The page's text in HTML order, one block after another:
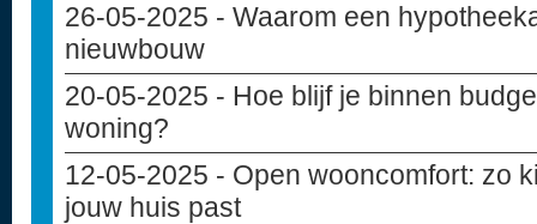
26-05-2025 - Waarom een
nieuwbouw
20-05-2025 - Hoe blijf je binnen
woning?
12-05-2025 - Open wooncomfort: zo
jouw huis past